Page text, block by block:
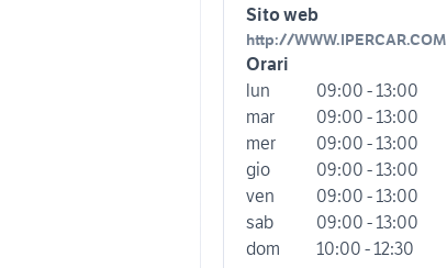
Sito web
http://WWW.IPERCAR.COM
Orari
lun
09:00 - 13:00
mar
09:00 - 13:00
mer
09:00 - 13:00
gio
09:00 - 13:00
ven
09:00 - 13:00
sab
09:00 - 13:00
dom
10:00 - 12:30